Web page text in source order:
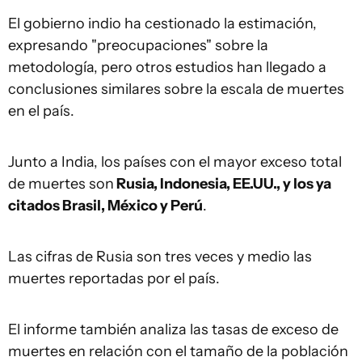
El gobierno indio ha cestionado la estimación,
expresando "preocupaciones" sobre la
metodología, pero otros estudios han llegado a
conclusiones similares sobre la escala de muertes
en el país.
Junto a India, los países con el mayor exceso total
de muertes sonRusia, Indonesia, EE.UU.,y los ya
citadosBrasil, México y Perú.
Las cifras de Rusia son tres veces y medio las
muertes reportadas por el país.
El informe también analiza las tasas de exceso de
muertes en relación con el tamaño de la población